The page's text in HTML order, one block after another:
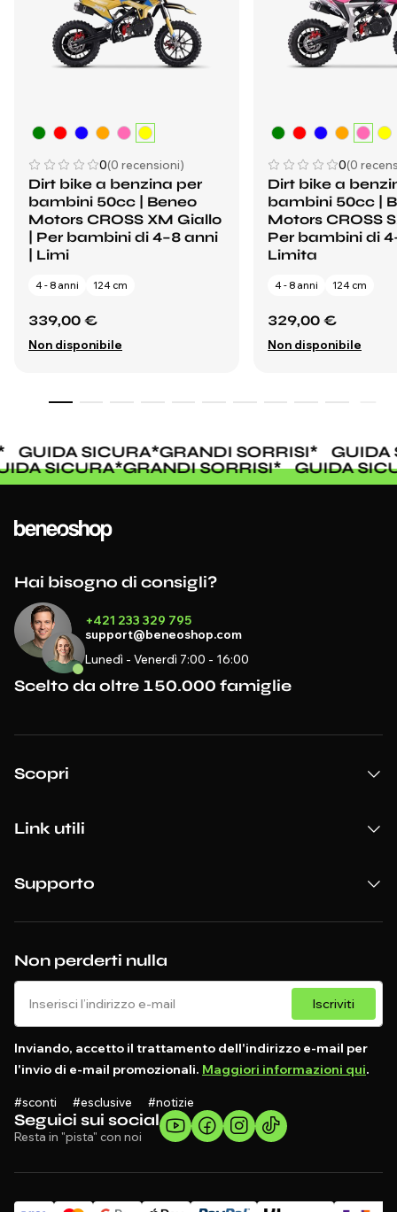
0(0 recensioni)
Dirt bike a benzina per
bambini 50cc | Beneo
Motors CROSS XM Giallo
| Per bambini di 4–8 anni
| Limi
4 - 8 anni 124 cm
339,00 €
Non disponibile
0(0
Dirt bike a
bambini 50cc |
Motors CROSS
Per bambini di
Limita
4 - 8 anni 124 cm
329,00 €
Non disponibile
GUIDA SICURA*GRANDI SORRISI*
GUIDA
SICURA*GRANDI SORRISI* GUIDA
Seguici sui social
Resta in "pista" con noi
Non perderti nulla
Iscriviti
Inviando, accetto il trattamento dell'indirizzo e-mail per
l'invio di e-mail promozionali. Maggiori informazioni qui.
#sconti #esclusive #notizie
Hai bisogno di consigli?
+421 233 329 795
support@beneoshop.com
Lunedì - Venerdì 7:00 - 16:00
Scelto da oltre 150.000 famiglie
Scopri
Link utili
Supporto